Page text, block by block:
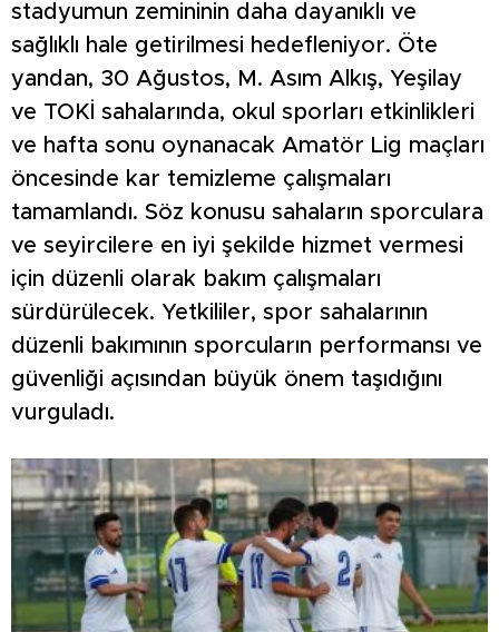
stadyumun zemininin daha dayanıklı ve
sağlıklı hale getirilmesi hedefleniyor. Öte
yandan, 30 Ağustos, M. Asım Alkış, Yeşilay
ve TOKİ sahalarında, okul sporları etkinlikleri
ve hafta sonu oynanacak Amatör Lig maçları
öncesinde kar temizleme çalışmaları
tamamlandı. Söz konusu sahaların sporculara
ve seyircilere en iyi şekilde hizmet vermesi
için düzenli olarak bakım çalışmaları
sürdürülecek. Yetkililer, spor sahalarının
düzenli bakımının sporcuların performansı ve
güvenliği açısından büyük önem taşıdığını
vurguladı.